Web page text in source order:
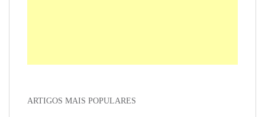
ARTIGOS MAIS POPULARES